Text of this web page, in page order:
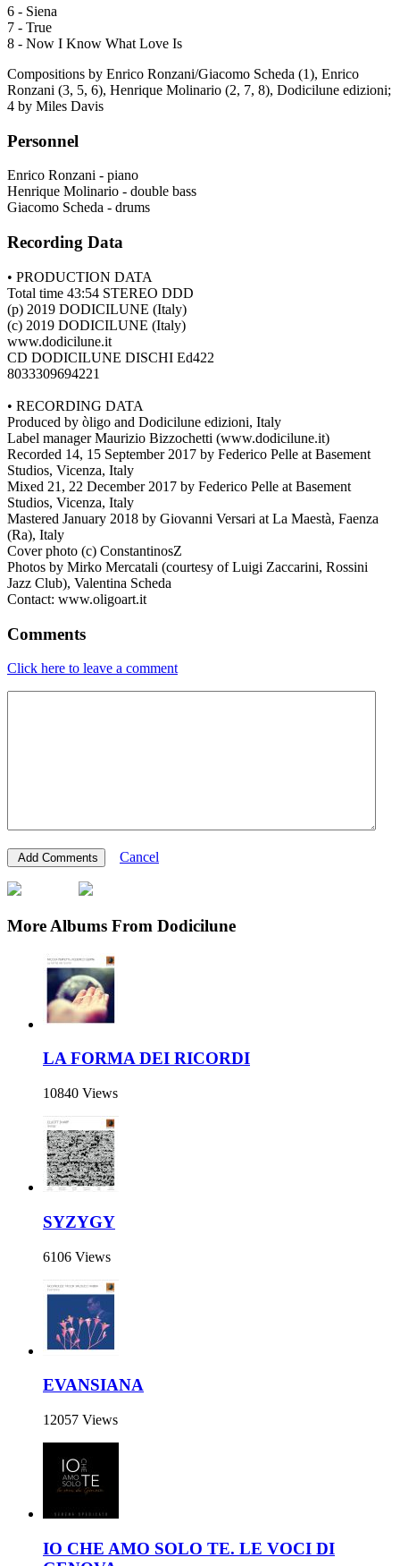
6 - Siena
7 - True
8 - Now I Know What Love Is
Compositions by Enrico Ronzani/Giacomo Scheda (1), Enrico
Ronzani (3, 5, 6), Henrique Molinario (2, 7, 8), Dodicilune edizioni;
4 by Miles Davis
Personnel
Enrico Ronzani - piano
Henrique Molinario - double bass
Giacomo Scheda - drums
Recording Data
• PRODUCTION DATA
Total time 43:54 STEREO DDD
(p) 2019 DODICILUNE (Italy)
(c) 2019 DODICILUNE (Italy)
www.dodicilune.it
CD DODICILUNE DISCHI Ed422
8033309694221
• RECORDING DATA
Produced by òligo and Dodicilune edizioni, Italy
Label manager Maurizio Bizzochetti (www.dodicilune.it)
Recorded 14, 15 September 2017 by Federico Pelle at Basement
Studios, Vicenza, Italy
Mixed 21, 22 December 2017 by Federico Pelle at Basement
Studios, Vicenza, Italy
Mastered January 2018 by Giovanni Versari at La Maestà, Faenza
(Ra), Italy
Cover photo (c) ConstantinosZ
Photos by Mirko Mercatali (courtesy of Luigi Zaccarini, Rossini
Jazz Club), Valentina Scheda
Contact: www.oligoart.it
Comments
Click here to leave a comment
Cancel
More Albums From Dodicilune
LA FORMA DEI RICORDI
10840 Views
SYZYGY
6106 Views
EVANSIANA
12057 Views
IO CHE AMO SOLO TE. LE VOCI DI